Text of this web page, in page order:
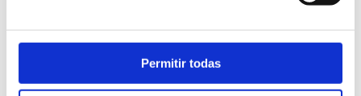
Permitir todas
iva incl.
VER PRODUCTO